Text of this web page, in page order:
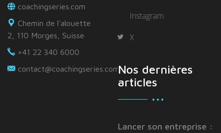
coachingseries.com
Chemin de l'alouette
2, 110 Morges, Suisse
+41 22 340 6000
contact@coachingseries.com
Instagram
X
Nos dernières
articles
Lancer son entreprise :